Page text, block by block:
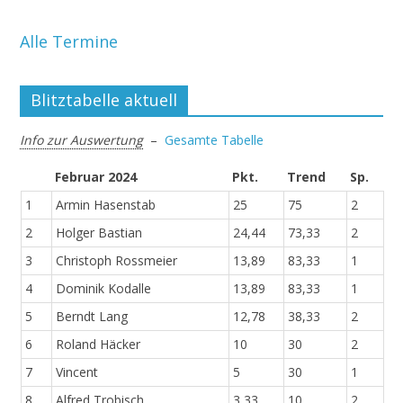
Alle Termine
Blitztabelle aktuell
Info zur Auswertung–Gesamte Tabelle
Februar 2024 Pkt. Trend
Sp.
1
Armin Hasenstab 25 75
2
2
Holger Bastian 24,44 73,33
2
3
Christoph Rossmeier 13,89 83,33
1
4
Dominik Kodalle 13,89 83,33
1
5
Berndt Lang 12,78 38,33
2
6
Roland Häcker 10 30
2
7
Vincent 5 30
1